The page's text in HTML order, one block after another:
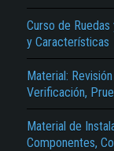
Curso de
y Características
Material:
Verificación,
Material de
Componentes,